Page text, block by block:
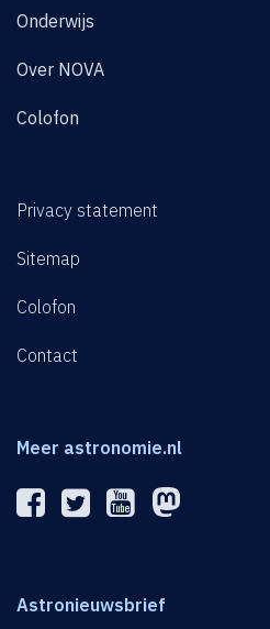
Onderwijs
Over NOVA
Colofon
Privacy statement
Sitemap
Colofon
Contact
Meer astronomie.nl
Astronieuwsbrief